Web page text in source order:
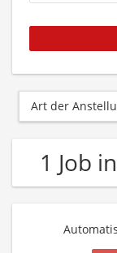
Art der
1 Job